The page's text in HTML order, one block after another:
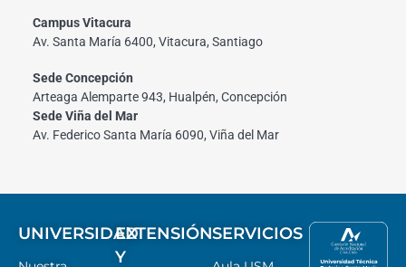
Campus Vitacura
Av. Santa María 6400, Vitacura, Santiago
Sede Concepción
Arteaga Alemparte 943, Hualpén, Concepción
Sede Viña del Mar
Av. Federico Santa María 6090, Viña del Mar
UNIVERSIDADEXTENSIÓN
Y
SERVICIOS